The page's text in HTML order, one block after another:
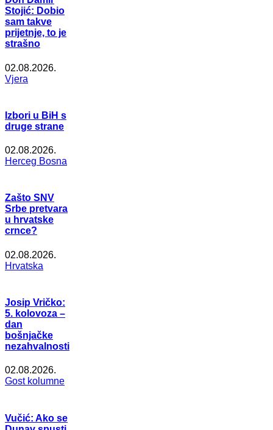
Stojić: Dobio
sam takve
prijetnje, to je
strašno
02.08.2026.
Vjera
Izbori u BiH s
druge strane
02.08.2026.
Herceg Bosna
Zašto SNV
Srbe pretvara
u hrvatske
crnce?
02.08.2026.
Hrvatska
Josip Vričko:
5. kolovoza –
dan
bošnjačke
nezahvalnosti
02.08.2026.
Gost kolumne
Vučić: Ako se